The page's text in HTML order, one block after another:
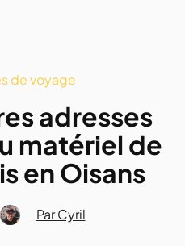
de voyage
adresses
matériel de
en Oisans
Par Cyril